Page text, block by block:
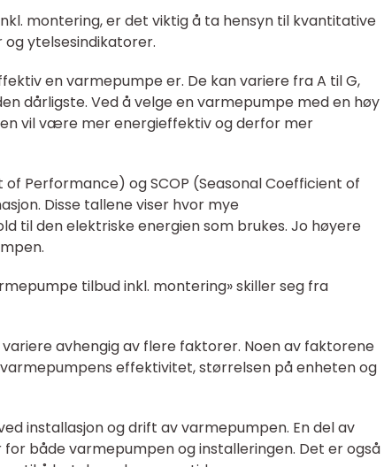
montering, er det viktig å ta hensyn til kvantitative
og ytelsesindikatorer.
en varmepumpe er. De kan variere fra A til G,
dårligste. Ved å velge en varmepumpe med en høy
vil være mer energieffektiv og derfor mer
Performance) og SCOP (Seasonal Coefficient of
Disse tallene viser hvor mye
til den elektriske energien som brukes. Jo høyere
tilbud inkl. montering» skiller seg fra
avhengig av flere faktorer. Noen av faktorene
effektivitet, størrelsen på enheten og
installasjon og drift av varmepumpen. En del av
både varmepumpen og installeringen. Det er også